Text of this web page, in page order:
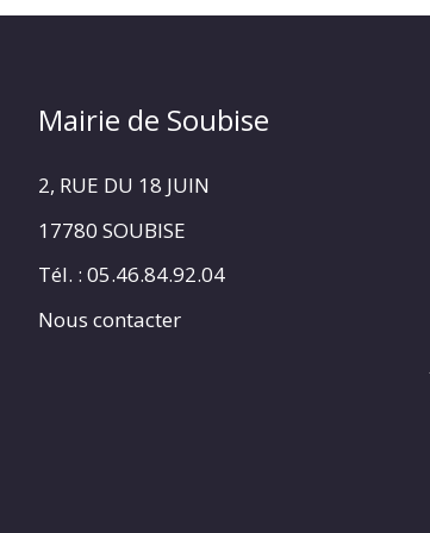
Mairie de Soubise
2, RUE DU 18 JUIN
17780 SOUBISE
Tél. : 05.46.84.92.04
Nous contacter